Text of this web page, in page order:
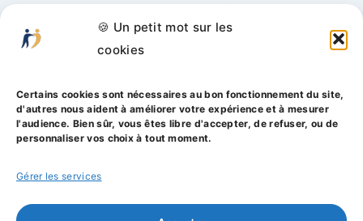
🍪 Un petit mot sur les
cookies
Certains cookies sont nécessaires au bon fonctionnement du site,
d'autres nous aident à améliorer votre expérience et à mesurer
l'audience. Bien sûr, vous êtes libre d'accepter, de refuser, ou de
personnaliser vos choix à tout moment.
Gérer les services
n’existe pas sans le net.
Certifiée à la rédaction web SEO et formée à
propose des bénéfices concrets pour votre
entreprise :
Uneexpertise